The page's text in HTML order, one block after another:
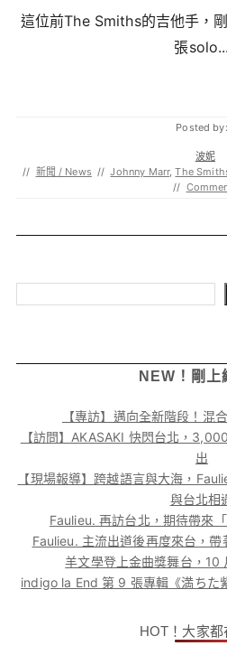
這位前The Smiths的吉他手，
張solo...
Posted by:
波妮
// 新聞 / News // Johnny Marr,The
//
NEW！剛上
【專訪】邁向全新階段！混
【訪問】AKASAKI 快閃台北，
出
【現場報導】跨越語言與大海，
與台北相
Faulieu. 再訪台北，期待帶來
Faulieu. 主流出道後再度來台，
羊文學登上金曲獎舞台，10
indigo la End 第 9 張專輯《満ちた
HOT！大家都